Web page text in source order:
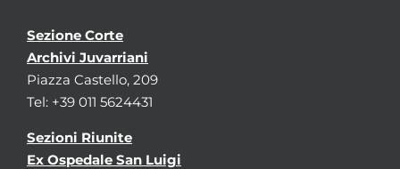
Sezione Corte
Archivi Juvarriani
Piazza Castello, 209
Tel: +39 011 5624431
Sezioni Riunite
Ex Ospedale San Luigi